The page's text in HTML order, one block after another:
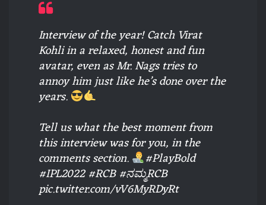
Interview of the year! Catch Virat
Kohli in a relaxed, honest and fun
avatar, even as Mr. Nags tries to
annoy him just like he’s done over the
years.
Tell us what the best moment from
this interview was for you, in the
comments section. #PlayBold
#IPL2022 #RCB #ನಮ್ಮRCB
pic.twitter.com/vV6MyRDyRt